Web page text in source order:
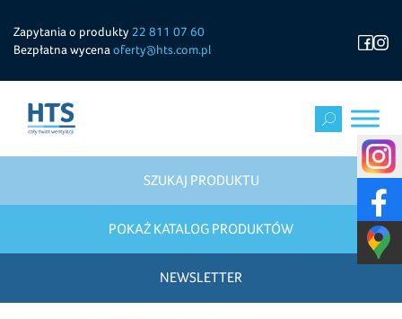
Zapytania o produkty 22 811 07 60
Bezpłatna wycena oferty@hts.com.pl
SZUKAJ PRODUKTU
POKAŻ KATALOG PRODUKTÓW
NEWSLETTER